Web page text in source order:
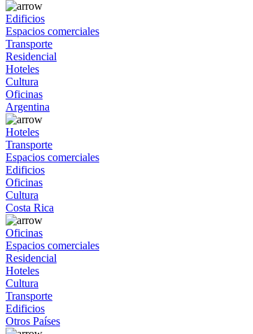
Edificios
Espacios comerciales
Transporte
Residencial
Hoteles
Cultura
Oficinas
Argentina
Hoteles
Transporte
Espacios comerciales
Edificios
Oficinas
Cultura
Costa Rica
Oficinas
Espacios comerciales
Residencial
Hoteles
Cultura
Transporte
Edificios
Otros Países